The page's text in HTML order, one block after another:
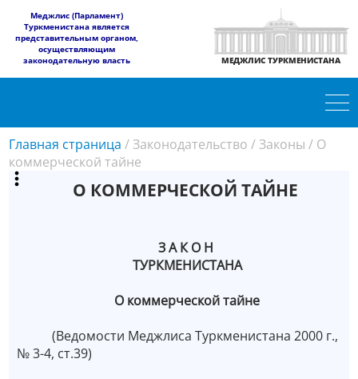
​Меджлис (Парламент)
Туркменистана является
представительным органом,
осуществляющим
законодательную власть
МЕДЖЛИС ТУРКМЕНИСТАНА
Главная страница / Законодательство / Законы / О
коммерческой тайне
О КОММЕРЧЕСКОЙ ТАЙНЕ
З А К О Н
ТУРКМЕНИСТАНА
О коммерческой тайне
(Ведомости Меджлиса Туркменистана 2000 г.,
№ 3-4, ст.39)